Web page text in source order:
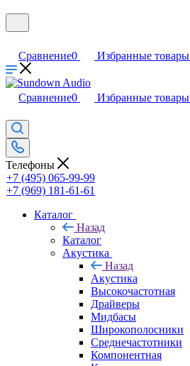
Сравнение0 Избранные товары
Сравнение0 Избранные товары
Телефоны
+7 (495) 065-99-99
+7 (969) 181-61-61
Каталог
Назад
Каталог
Акустика
Назад
Акустика
Высокочастотная
Драйверы
Мидбасы
Широкополосники
Среднечастотники
Компонентная